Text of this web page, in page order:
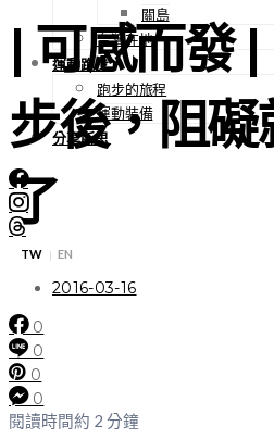
關島
台灣在地
運動跑步
跑步的旅程
運動裝備
分享所思
TW | EN
| 可感而發
步後，阻礙
了
2016-03-16
0
0
0
0
閱讀時間約 2 分鐘